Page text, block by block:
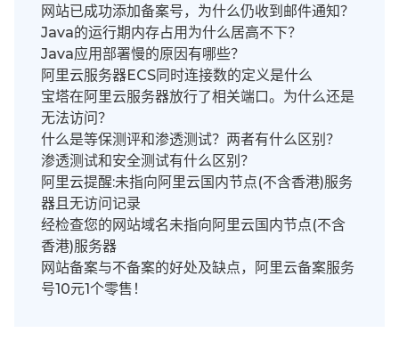
网站已成功添加备案号，为什么仍收到邮件通知？
Java的运行期内存占用为什么居高不下？
Java应用部署慢的原因有哪些？
阿里云服务器ECS同时连接数的定义是什么
宝塔在阿里云服务器放行了相关端口。为什么还是
无法访问？
什么是等保测评和渗透测试？两者有什么区别？
渗透测试和安全测试有什么区别？
阿里云提醒:未指向阿里云国内节点(不含香港)服务
器且无访问记录
经检查您的网站域名未指向阿里云国内节点(不含
香港)服务器
网站备案与不备案的好处及缺点，阿里云备案服务
号10元1个零售！